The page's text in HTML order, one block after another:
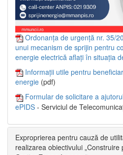
Ordonanța de urgență nr. 35/
unui mecanism de sprijin pentru
energie electrică aflați în situația
Informații utile pentru
energie (pdf)
Formular de solicitare a
ePIDS - Serviciul de
Exproprierea pentru cauză de
realizarea obiectivului